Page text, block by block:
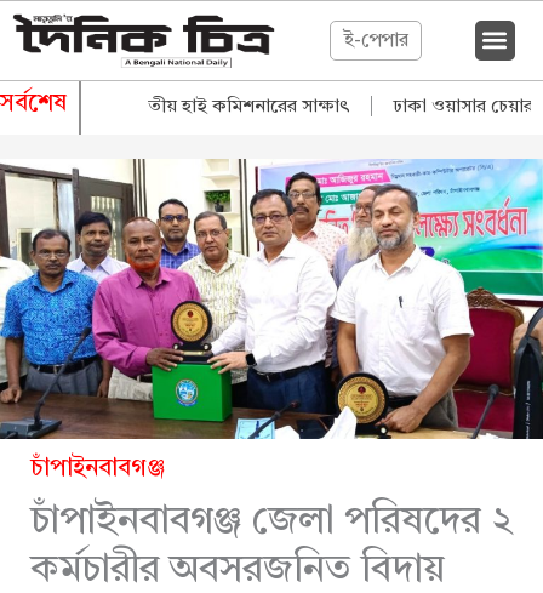
ই-পেপার
সর্বশেষ
মন্ত্রীর সঙ্গে ভারতীয় হাই কমিশনারের সাক্ষাৎ | ঢাকা ওয়াসার
চাঁপাইনবাবগঞ্জ
চাঁপাইনবাবগঞ্জ জেলা পরিষদের ২
কর্মচারীর অবসরজনিত বিদায়